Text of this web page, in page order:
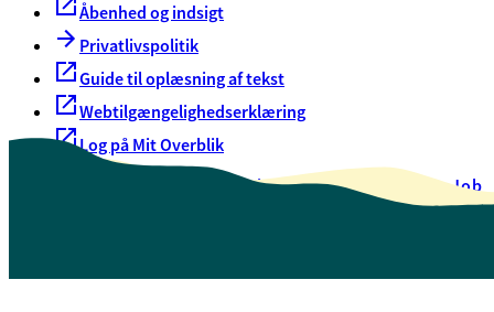
Åbenhed og indsigt
Privatlivspolitik
Guide til oplæsning af tekst
Webtilgængelighedserklæring
Log på Mit Overblik
Oversigt over selvbetjeningJob